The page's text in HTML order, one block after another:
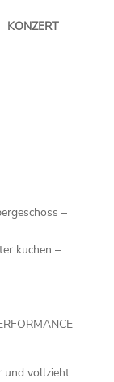
KONZERT
–
kuchen –
und vollzieht